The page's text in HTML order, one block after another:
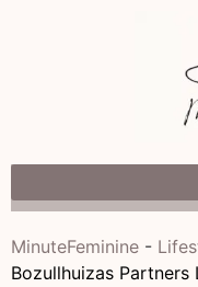
MinuteFeminine -
Bozullhuizas